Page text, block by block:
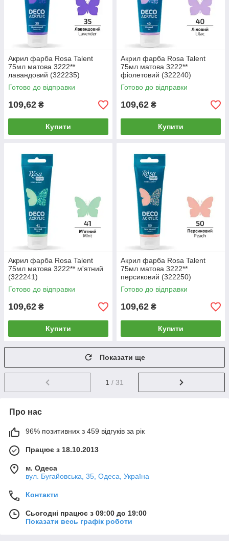
Акрил фарба Rosa Talent
75мл матова 3222**
лавандовий (322235)
Готово до відправки
109,62 ₴
Купити
Акрил фарба Rosa Talent
75мл матова 3222**
фіолетовий (322240)
Готово до відправки
109,62 ₴
Купити
Акрил фарба Rosa Talent
75мл матова 3222** м'ятний
(322241)
Готово до відправки
109,62 ₴
Купити
Акрил фарба Rosa Talent
75мл матова 3222**
персиковий (322250)
Готово до відправки
109,62 ₴
Купити
Показати ще
1 / 31
Про нас
96% позитивних з 459 відгуків за рік
Працює з 18.10.2013
м. Одеса
вул. Бугайовська, 35, Одеса, Україна
Контакти
Сьогодні працює з 09:00 до 19:00
Показати весь графік роботи